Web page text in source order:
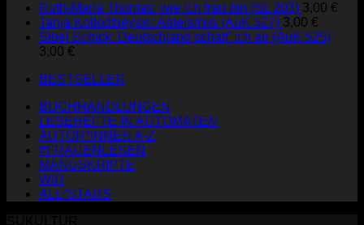
Ruth-Maria Thomas: wie ich frau bin (SL 203) 3,00 €
Tanja Kollodzieyski: Ableismus (AuK 527) 3,00 €
Sibel Schick: Deutschland schaff' ich ab (AuK 525)
3,00 €
BESTSELLER
BUCHHANDLUNGEN
LESEHEFTE IN AUTOMATEN
AUTOR*INNEN A-Z
#FRAUENLESEN
MANUSKRIPTE
WIR
ALL*STARS